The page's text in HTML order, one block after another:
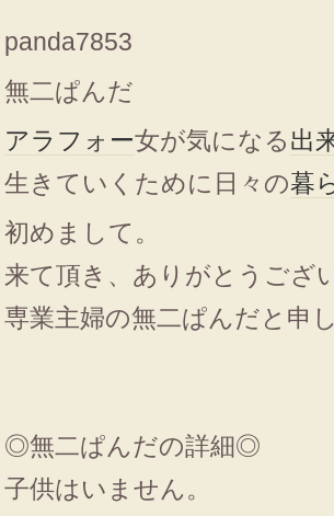
panda7853
無二ぱんだ
アラフォー女が気になる出
生きていくために日々の暮
初めまして。
来て頂き、ありがとうござ
専業主婦の無二ぱんだと申
◎無二ぱんだの詳細◎
子供はいません。